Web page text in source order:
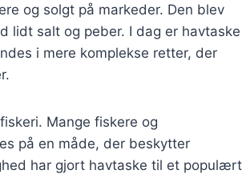
og solgt på markeder. Den blev
lidt salt og peber. I dag er havtaske
i mere komplekse retter, der
Mange fiskere og
på en måde, der beskytter
har gjort havtaske til et populært